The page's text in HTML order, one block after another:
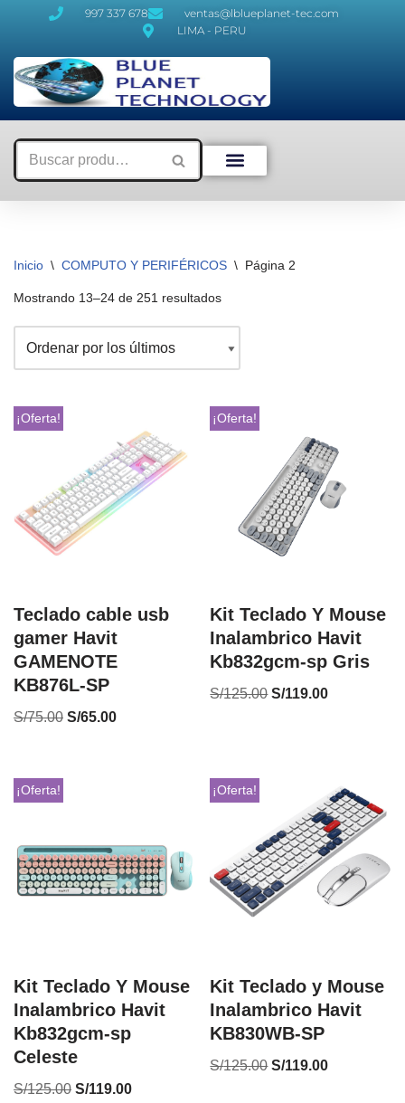
al
contenido
997 337 678
ventas@lblueplanet-tec.com
LIMA - PERU
Inicio \ COMPUTO Y PERIFÉRICOS \ Página 2
Mostrando 13–24 de 251 resultados
¡Oferta!
Teclado cable usb
gamer Havit
GAMENOTE
KB876L-SP
S/75.00 S/65.00
¡Oferta!
Kit Teclado Y Mouse
Inalambrico Havit
Kb832gcm-sp Gris
S/125.00 S/119.00
¡Oferta!
Kit Teclado Y Mouse
Inalambrico Havit
Kb832gcm-sp
Celeste
S/125.00 S/119.00
¡Oferta!
Kit Teclado y Mouse
Inalambrico Havit
KB830WB-SP
S/125.00 S/119.00